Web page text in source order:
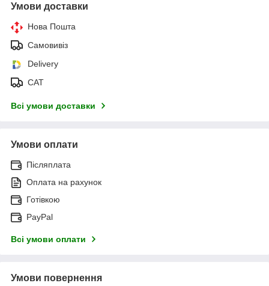
Умови доставки
Нова Пошта
Самовивіз
Delivery
САТ
Всі умови доставки
Умови оплати
Післяплата
Оплата на рахунок
Готівкою
PayPal
Всі умови оплати
Умови повернення